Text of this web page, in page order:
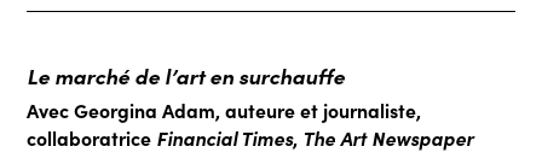
Le marché de l’art en surchauffe
Avec Georgina Adam, auteure et journaliste,
collaboratrice Financial Times, The Art Newspaper